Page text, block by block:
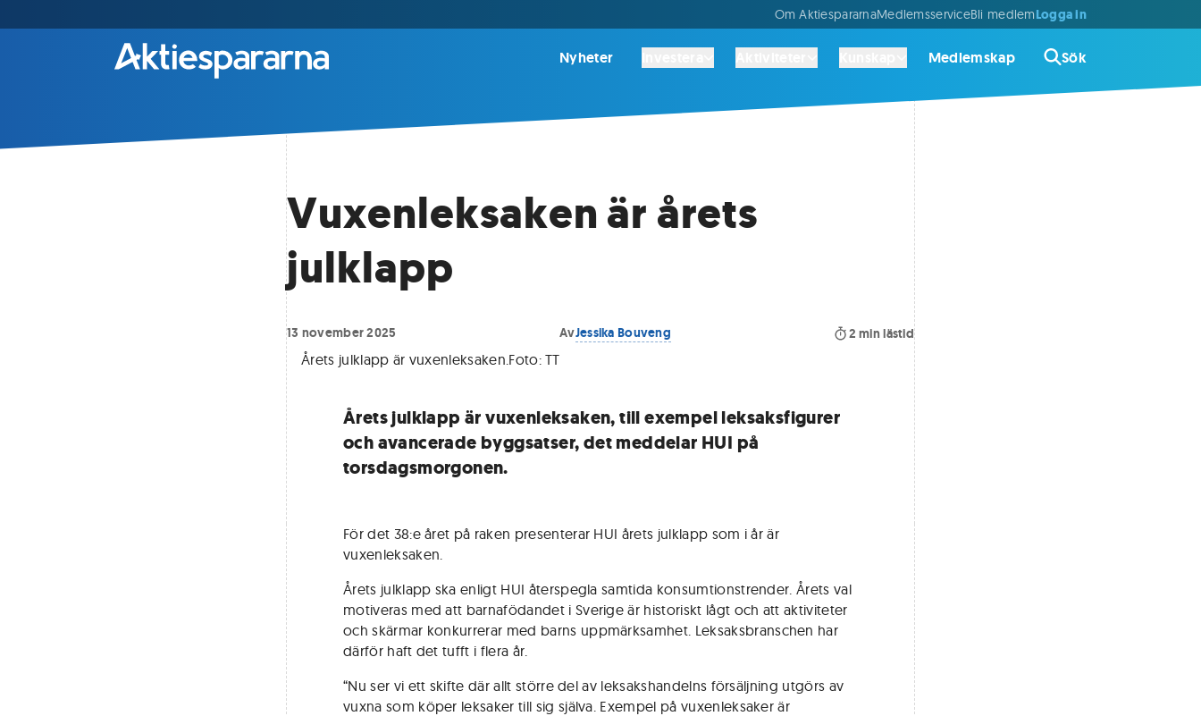
Om AktiespararnaMedlemsserviceBli medlemLogga in
Nyheter Medlemskap Sök
Vuxenleksaken är årets
julklapp
13 november 2025 AvJessika Bouveng 2 min lästid
Årets julklapp är vuxenleksaken.Foto:TT
Årets julklapp är vuxenleksaken, till exempel leksaksfigurer
och avancerade byggsatser, det meddelar HUI på
torsdagsmorgonen.
För det 38:e året på raken presenterar HUI årets julklapp som i år är
vuxenleksaken.
Årets julklapp ska enligt HUI återspegla samtida konsumtionstrender. Årets val
motiveras med att barnafödandet i Sverige är historiskt lågt och att aktiviteter
och skärmar konkurrerar med barns uppmärksamhet. Leksaksbranschen har
därför haft det tufft i flera år.
“Nu ser vi ett skifte där allt större del av leksakshandelns försäljning utgörs av
vuxna som köper leksaker till sig själva. Exempel på vuxenleksaker är